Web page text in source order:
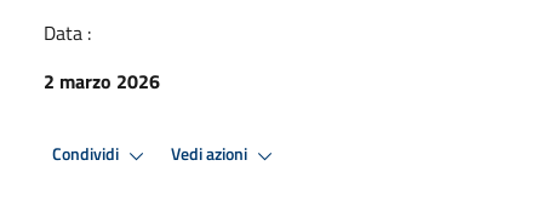
Data :
2 marzo 2026
Condividi Vedi azioni